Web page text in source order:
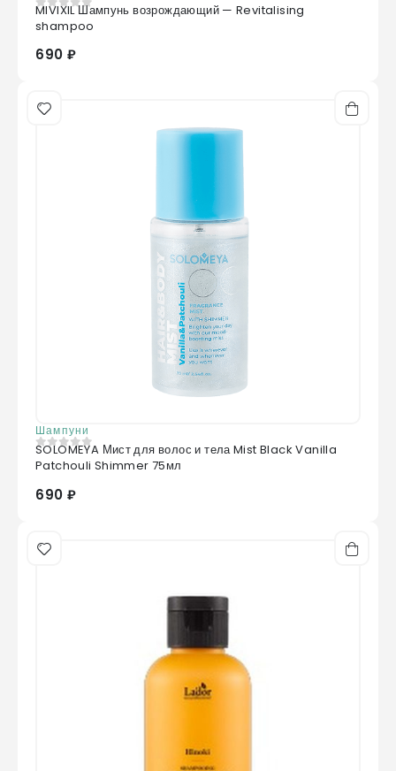
0из 5
MIVIXIL Шампунь возрождающий — Revitalising
shampoo
690 ₽
Шампуни
0 из 5
SOLOMEYA Мист для волос и тела Mist Black Vanilla
Patchouli Shimmer 75мл
690 ₽